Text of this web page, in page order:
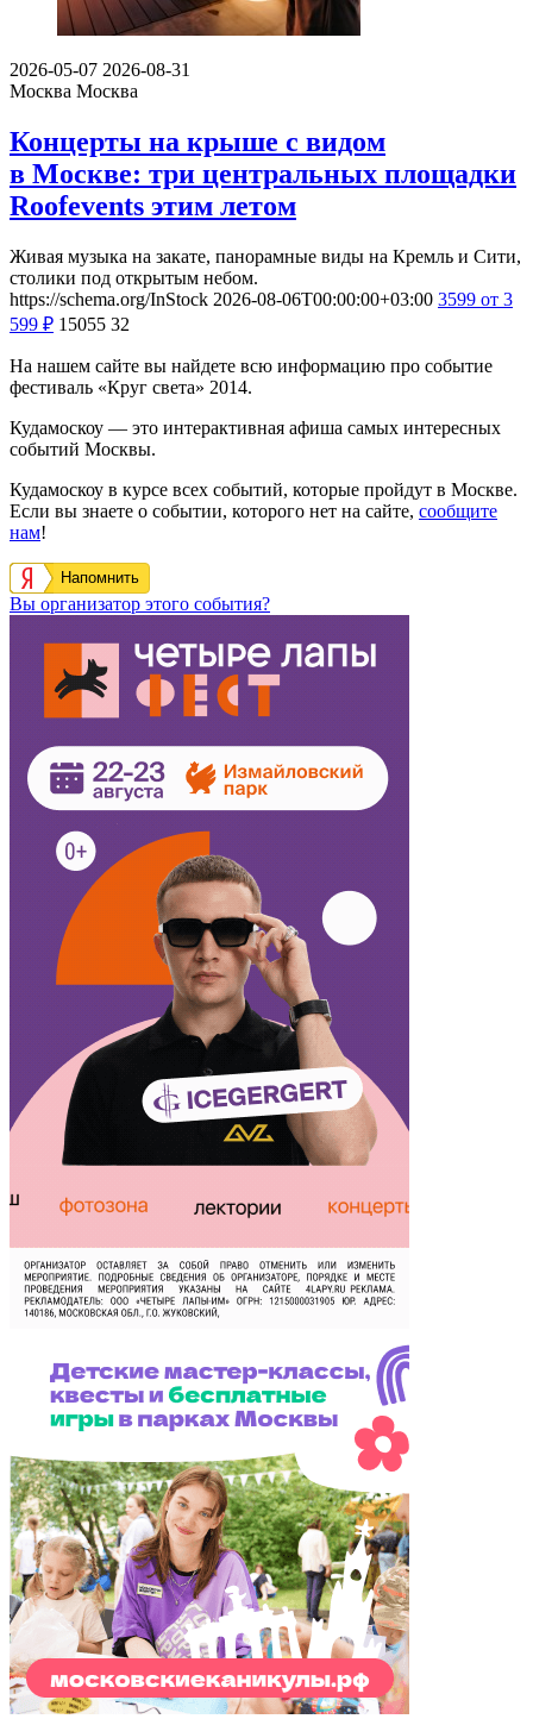
2026-05-07 2026-08-31
Москва Москва
Концерты на крыше с видом
в Москве: три центральных площадки
Roofevents этим летом
Живая музыка на закате, панорамные виды на Кремль и Сити,
столики под открытым небом.
https://schema.org/InStock 2026-08-06T00:00:00+03:00 3599 от 3
599 ₽ 15055 32
На нашем сайте вы найдете всю информацию про событие
фестиваль «Круг света» 2014.
Кудамоскоу — это интерактивная афиша самых интересных
событий Москвы.
Кудамоскоу в курсе всех событий, которые пройдут в Москве.
Если вы знаете о событии, которого нет на сайте, сообщите
нам!
Напомнить
Вы организатор этого события?